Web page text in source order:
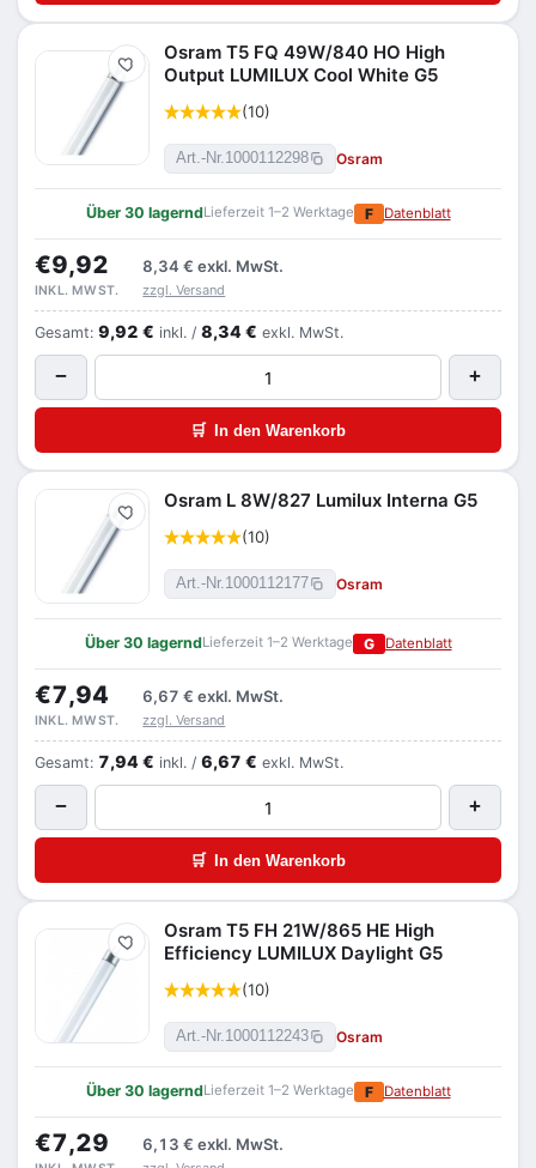
Merken
Osram T5 FQ 49W/840 HO High
Output LUMILUX Cool White G5
(10)
Art.-Nr.1000112298 Osram
Über 30 lagerndLieferzeit 1–2 Werktage F Datenblatt
€9,92 8,34 € exkl. MwSt.
INKL. MWST. zzgl. Versand
Gesamt: 9,92 € inkl. / 8,34 € exkl. MwSt.
− +
🛒 In den Warenkorb
Merken
Osram L 8W/827 Lumilux Interna G5
(10)
Art.-Nr.1000112177 Osram
Über 30 lagerndLieferzeit 1–2 Werktage G Datenblatt
€7,94 6,67 € exkl. MwSt.
INKL. MWST. zzgl. Versand
Gesamt: 7,94 € inkl. / 6,67 € exkl. MwSt.
− +
🛒 In den Warenkorb
Merken
Osram T5 FH 21W/865 HE High
Efficiency LUMILUX Daylight G5
(10)
Art.-Nr.1000112243 Osram
Über 30 lagerndLieferzeit 1–2 Werktage F Datenblatt
€7,29 6,13 € exkl. MwSt.